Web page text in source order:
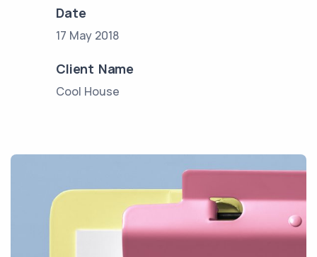
Date
17 May 2018
Client Name
Cool House